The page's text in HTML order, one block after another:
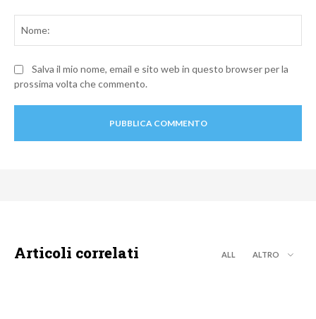
Salva il mio nome, email e sito web in questo browser per la
prossima volta che commento.
Articoli correlati ALL ALTRO